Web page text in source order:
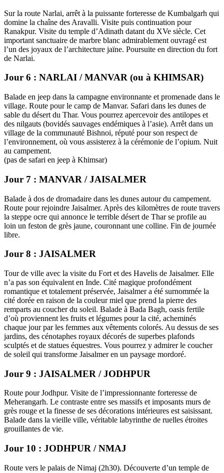
Sur la route Narlai, arrêt à la puissante forteresse de Kumbalgarh qui
domine la chaîne des Aravalli. Visite puis continuation pour
Ranakpur. Visite du temple d’Adinath datant du XVe siècle. Cet
important sanctuaire de marbre blanc admirablement ouvragé est
l’un des joyaux de l’architecture jaïne. Poursuite en direction du fort
de Narlai.
Jour 6 : NARLAI / MANVAR (ou à KHIMSAR)
Balade en jeep dans la campagne environnante et promenade dans le
village. Route pour le camp de Manvar. Safari dans les dunes de
sable du désert du Thar. Vous pourrez apercevoir des antilopes et
des nilgauts (bovidés sauvages endémiques à l’asie). Arrêt dans un
village de la communauté Bishnoi, réputé pour son respect de
l’environnement, où vous assisterez à la cérémonie de l’opium. Nuit
au campement.
(pas de safari en jeep à Khimsar)
Jour 7 : MANVAR / JAISALMER
Balade à dos de dromadaire dans les dunes autour du campement.
Route pour rejoindre Jaisalmer. Après des kilomètres de route travers
la steppe ocre qui annonce le terrible désert de Thar se profile au
loin un feston de grès jaune, couronnant une colline. Fin de journée
libre.
Jour 8 : JAISALMER
Tour de ville avec la visite du Fort et des Havelis de Jaisalmer. Elle
n’a pas son équivalent en Inde. Cité magique profondément
romantique et totalement préservée, Jaisalmer a été surnommée la
cité dorée en raison de la couleur miel que prend la pierre des
remparts au coucher du soleil. Balade à Bada Bagh, oasis fertile
d’où proviennent les fruits et légumes pour la cité, acheminés
chaque jour par les femmes aux vêtements colorés. Au dessus de ses
jardins, des cénotaphes royaux décorés de superbes plafonds
sculptés et de statues équestres. Vous pourrez y admirer le coucher
de soleil qui transforme Jaisalmer en un paysage mordoré.
Jour 9 : JAISALMER / JODHPUR
Route pour Jodhpur. Visite de l’impressionnante forteresse de
Meherangarh. Le contraste entre ses massifs et imposants murs de
grès rouge et la finesse de ses décorations intérieures est saisissant.
Balade dans la vieille ville, véritable labyrinthe de ruelles étroites
grouillantes de vie.
Jour 10 : JODHPUR / NMAJ
Route vers le palais de Nimaj (2h30). Découverte d’un temple de